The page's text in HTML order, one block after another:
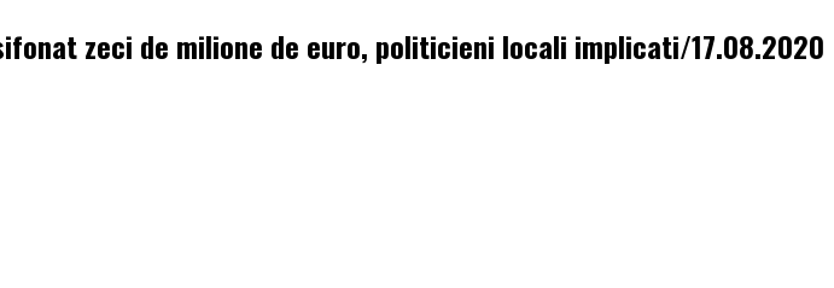
zeci de milione de euro, politicieni locali implicati/17.08.2020